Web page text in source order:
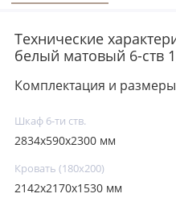
Технические
белый матовый 6-ств
Комплектация и размеры
Шкаф 6-ти ств.
2834x590x2300 мм
Кровать (180х200)
2142x2170x1530 мм